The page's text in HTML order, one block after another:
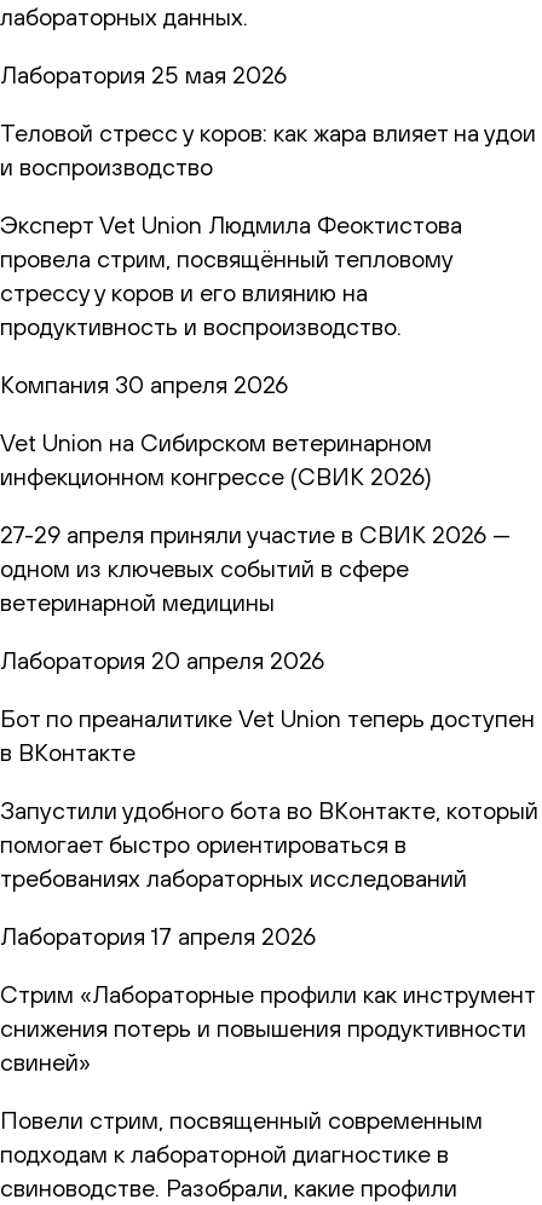
лабораторных данных.
Лаборатория 25 мая 2026
Теловой стресс у коров: как жара влияет на удои
и воспроизводство
Эксперт Vet Union Людмила Феоктистова
провела стрим, посвящённый тепловому
стрессу у коров и его влиянию на
продуктивность и воспроизводство.
Компания 30 апреля 2026
Vet Union на Сибирском ветеринарном
инфекционном конгрессе (СВИК 2026)
27-29 апреля приняли участие в СВИК 2026 —
одном из ключевых событий в сфере
ветеринарной медицины
Лаборатория 20 апреля 2026
Бот по преаналитике Vet Union теперь доступен
в ВКонтакте
Запустили удобного бота во ВКонтакте, который
помогает быстро ориентироваться в
требованиях лабораторных исследований
Лаборатория 17 апреля 2026
Стрим «Лабораторные профили как инструмент
снижения потерь и повышения продуктивности
свиней»
Повели стрим, посвященный современным
подходам к лабораторной диагностике в
свиноводстве. Разобрали, какие профили